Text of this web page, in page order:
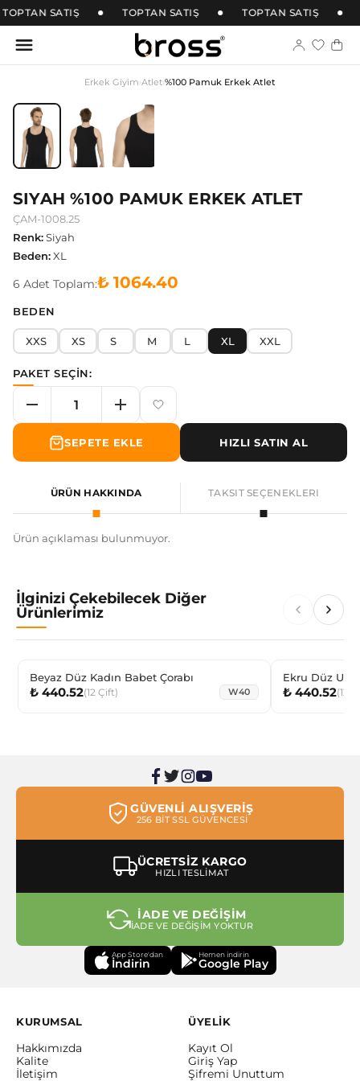
TOPTAN SATIŞ TOPTAN SATIŞ TOPTAN SATIŞ
Erkek Giyim›Atlet›%100 Pamuk Erkek Atlet
SIYAH %100 PAMUK ERKEK ATLET
ÇAM-1008.25
Renk:Siyah
Beden:XL
6 Adet Toplam:₺ 1064.40
BEDEN
XXS XS S M L XL XXL
PAKET SEÇİN:
SEPETE EKLE HIZLI SATIN AL
ÜRÜN HAKKINDA TAKSIT SEÇENEKLERI
Ürün açıklaması bulunmuyor.
İlginizi Çekebilecek Diğer
Ürünlerimiz
Beyaz Düz Kadın Babet Çorabı
₺ 440.52(12 Çift) W40
Ekru Düz
₺ 440.52(12
GÜVENLİ ALIŞVERİŞ
256 BİT SSL GÜVENCESİ
ÜCRETSİZ KARGO
HIZLI TESLİMAT
İADE VE DEĞİŞİM
İADE VE DEĞİŞİM YOKTUR
App Store'dan
İndirin
Hemen indirin
Google Play
KURUMSAL
Hakkımızda
Kalite
İletişim
ÜYELİK
Kayıt Ol
Giriş Yap
Şifremi Unuttum